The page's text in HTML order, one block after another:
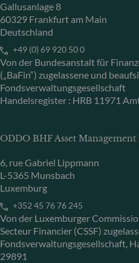
Gallusanlage 8
60329 Frankfurt am Main
Deutschland
+49 (0) 69 920 50 0
Von der Bundesanstalt für
(„BaFin“) zugelassene und
Fondsverwaltungsgesellschaft
Handelsregister : HRB 11971
ODDO BHF Asset
6, rue Gabriel Lippmann
L-5365 Munsbach
Luxemburg
+352 45 76 76 245
Von der Luxemburger
Secteur Financier (CSSF)
Fondsverwaltungsgesellschaft,
29891